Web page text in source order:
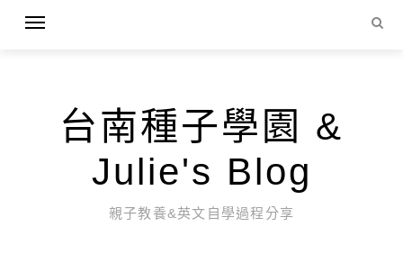
台南種子學園 &
Julie's Blog
親子教養&英文自學過程分享